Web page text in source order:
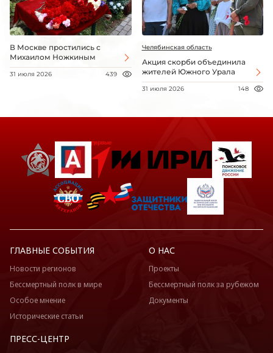
В Москве простились с
Михаилом Ножкиным
31 июля 2026 439
Челябинская область
Акция скорби объединила
жителей Южного Урала
31 июля 2026 148
ГЛАВНЫЕ СОБЫТИЯ
Новости регионов
Бессмертный полк в мире
Особое мнение
Исторические статьи
О НАС
Проекты
Бессмертный полк за рубежом
Документы
ПРЕСС-ЦЕНТР